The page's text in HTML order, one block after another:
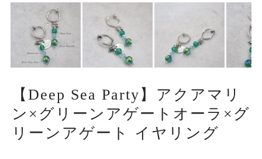
【Deep Sea Party】アクアマリ
ン×グリーンアゲートオーラ×グ
リーンアゲート イヤリング